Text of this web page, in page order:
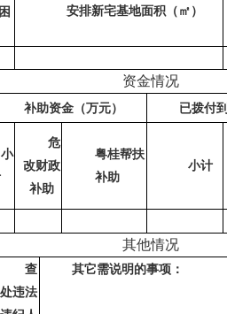
安排新宅基地面积（㎡）
资金情况
补助资金（万元） 已拨付
小
危
改财政
补助
粤桂帮扶
补助
小计
其他情况
查
处违法
其它需说明的事项：